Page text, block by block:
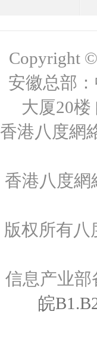
Copyright
安徽总部
大厦20楼
香港八度網
香港八度網
版权所有
信息产业部
皖